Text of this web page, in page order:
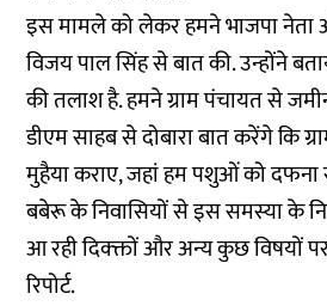
इस मामले को लेकर हमने भाजपा
विजय पाल सिंह से बात की. उन्होंने
की तलाश है. हमने ग्राम पंचायत से
डीएम साहब से दोबारा बात करेंगे कि
मुहैया कराए, जहां हम पशुओं को
बबेरू के निवासियों से इस समस्या के
आ रही दिक्क्तों और अन्य कुछ विषयों
रिपोर्ट.